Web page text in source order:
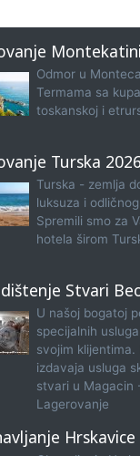
Odmor u
Termama sa
toskanskoj i
Turska 2026
Turska - zemlja
luksuza i
Spremili smo za
hotela širom
Stvari
U našoj bogatoj
specijalnih
svojim klijentima.
izdavaja usluga
stvari u Magacin
Lagerovanje
Hrskavice